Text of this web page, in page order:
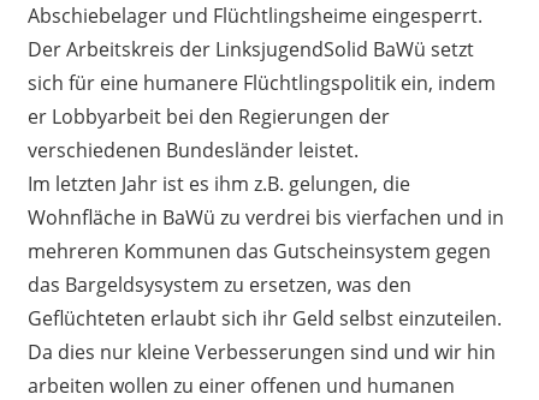
Abschiebelager und Flüchtlingsheime eingesperrt.
Der Arbeitskreis der LinksjugendSolid BaWü setzt
sich für eine humanere Flüchtlingspolitik ein, indem
er Lobbyarbeit bei den Regierungen der
verschiedenen Bundesländer leistet.
Im letzten Jahr ist es ihm z.B. gelungen, die
Wohnfläche in BaWü zu verdrei bis vierfachen und in
mehreren Kommunen das Gutscheinsystem gegen
das Bargeldsysystem zu ersetzen, was den
Geflüchteten erlaubt sich ihr Geld selbst einzuteilen.
Da dies nur kleine Verbesserungen sind und wir hin
arbeiten wollen zu einer offenen und humanen